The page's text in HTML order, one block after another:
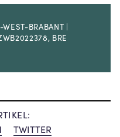
BRABANT |
BRE
TWITTER